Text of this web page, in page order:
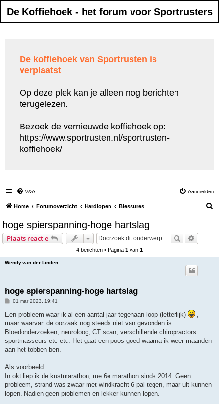
De Koffiehoek - het forum voor Sportrusters
De koffiehoek van Sportrusten is
verplaatst
Op deze plek kan je alleen nog berichten
terugelezen.
Bezoek de vernieuwde koffiehoek op:
https://www.sportrusten.nl/sportrusten-
koffiehoek/
V&A Aanmelden
Home Forumoverzicht Hardlopen Blessures
hoge spierspanning-hoge hartslag
Plaats reactie Zoek
4 berichten • Pagina 1 van 1
Wendy van der Linden
hoge spierspanning-hoge hartslag
B
r
i
c
h
t
01 mar 2023, 19:41
Een probleem waar ik al een aantal jaar tegenaan loop (letterlijk)
,
maar waarvan de oorzaak nog steeds niet van gevonden is.
Bloedonderzoeken, neuroloog, CT scan, verschillende chiropractors,
sportmasseurs etc etc. Het gaat een poos goed waarna ik weer maanden
aan het tobben ben.
Als voorbeeld.
In okt liep ik de kustmarathon, me 6e marathon sinds 2014. Geen
probleem, strand was zwaar met windkracht 6 pal tegen, maar uit kunnen
lopen. Nadien geen problemen en lekker kunnen lopen.